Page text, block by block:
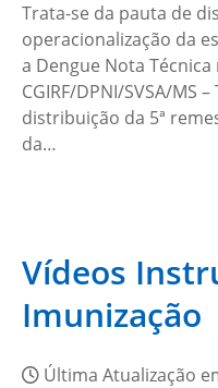
Trata-se da pauta de
operacionalização da
a Dengue Nota Técnica
CGIRF/DPNI/SVSA/MS
distribuição da 5ª
da…
Vídeos
Imunização
Última Atualização